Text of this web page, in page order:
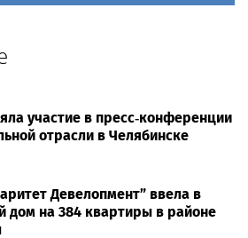
участие в пресс‑конференции
отрасли в Челябинске
Девелопмент” ввела в
дом на 384 квартиры в районе